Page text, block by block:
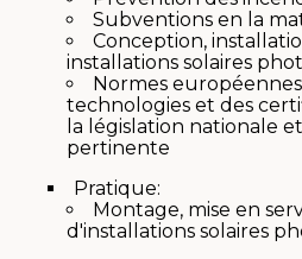
Subventions en la
Conception,
installations solaires
Normes
technologies et des
la législation nationale
pertinente
Pratique:
Montage, mise en
d'installations solaires